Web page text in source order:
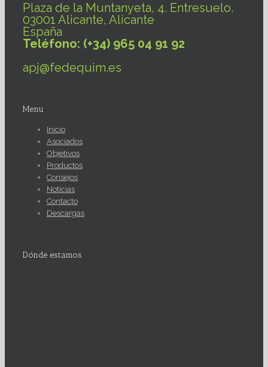
Plaza de la Muntanyeta, 4. Entresuelo.
03001 Alicante, Alicante
España
Teléfono: (+34) 965 04 91 92
apj@fedequim.es
Menu
Inicio
Asociados
Objetivos
Productos
Consejos
Noticias
Contacto
Descargas
Dónde estamos